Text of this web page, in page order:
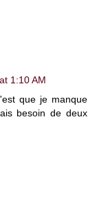
1:10 AM
que je manque
besoin de deux